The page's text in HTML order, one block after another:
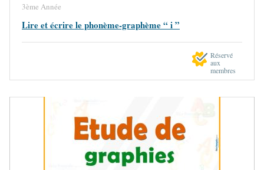
3ème Année
Lire et écrire le phonème-graphème “ i ”
Réservé
aux
membres